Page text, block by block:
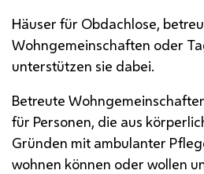
Häuser für Obdachlose,
Wohngemeinschaften oder
unterstützen sie dabei.
Betreute
für Personen, die aus
Gründen mit ambulanter
wohnen können oder wollen